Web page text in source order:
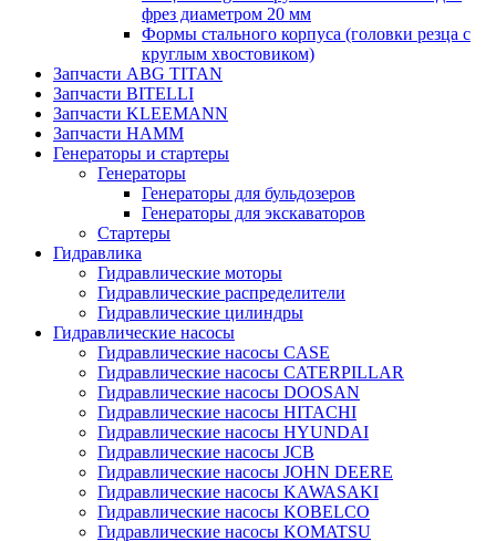
фрез диаметром 20 мм
Формы стального корпуса (головки резца с
круглым хвостовиком)
Запчасти ABG TITAN
Запчасти BITELLI
Запчасти KLEEMANN
Запчасти HAMM
Генераторы и стартеры
Генераторы
Генераторы для бульдозеров
Генераторы для экскаваторов
Стартеры
Гидравлика
Гидравлические моторы
Гидравлические распределители
Гидравлические цилиндры
Гидравлические насосы
Гидравлические насосы CASE
Гидравлические насосы CATERPILLAR
Гидравлические насосы DOOSAN
Гидравлические насосы HITACHI
Гидравлические насосы HYUNDAI
Гидравлические насосы JCB
Гидравлические насосы JOHN DEERE
Гидравлические насосы KAWASAKI
Гидравлические насосы KOBELCO
Гидравлические насосы KOMATSU